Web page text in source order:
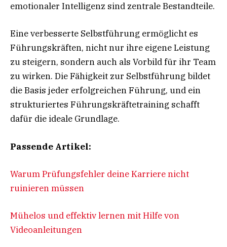
emotionaler Intelligenz sind zentrale Bestandteile.
Eine verbesserte Selbstführung ermöglicht es
Führungskräften, nicht nur ihre eigene Leistung
zu steigern, sondern auch als Vorbild für ihr Team
zu wirken. Die Fähigkeit zur Selbstführung bildet
die Basis jeder erfolgreichen Führung, und ein
strukturiertes Führungskräftetraining schafft
dafür die ideale Grundlage.
Passende Artikel:
Warum Prüfungsfehler deine Karriere nicht
ruinieren müssen
Mühelos und effektiv lernen mit Hilfe von
Videoanleitungen